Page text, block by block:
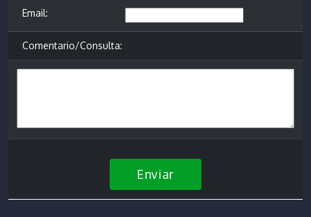
Email:
Comentario/Consulta:
Enviar